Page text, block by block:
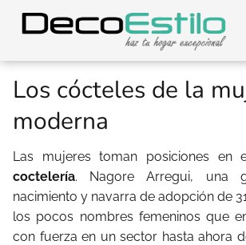
Los cócteles de la
moderna
Las mujeres toman posiciones en
coctelería. Nagore Arregui, una
nacimiento y navarra de adopción de
los pocos nombres femeninos que
con fuerza en un sector hasta ahora